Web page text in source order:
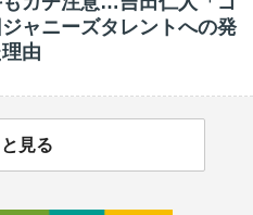
ャニーズタレントへの発
由
見る